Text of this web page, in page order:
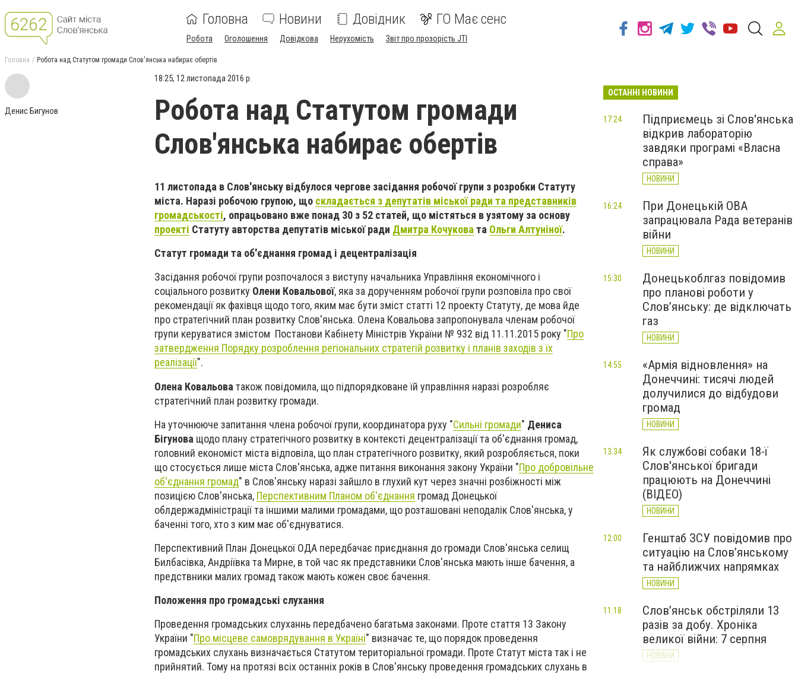
Головна Новини Довідник ГО Має сенс
Робота Оголошення Довідкова Нерухомість Звіт про прозорість JTI
Головна Робота над Статутом громади Слов'янська набирає обертів
Денис Бигунов
18:25, 12 листопада 2016 р.
Робота над Статутом громади
Слов'янська набирає обертів
11 листопада в Слов'янську відбулося чергове засідання робочої групи з розробки Статуту
міста. Наразі робочою групою, що складається з депутатів міської ради та представників
громадськості, опрацьовано вже понад 30 з 52 статей, що містяться в узятому за основу
проекті Статуту авторства депутатів міської ради Дмитра Кочукова та Ольги Алтуніної.
Статут громади та об'єднання громад і децентралізація
Засідання робочої групи розпочалося з виступу начальника Управління економічного і
соціального розвитку Олени Ковальової, яка за дорученням робочої групи розповіла про свої
рекомендації як фахівця щодо того, яким має бути зміст статті 12 проекту Статуту, де мова йде
про стратегічний план розвитку Слов'янська. Олена Ковальова запропонувала членам робочої
групи керуватися змістом Постанови Кабінету Міністрів України № 932 від 11.11.2015 року "Про
затвердження Порядку розроблення регіональних стратегій розвитку і планів заходів з їх
реалізації".
Олена Ковальова також повідомила, що підпорядковане їй управління наразі розробляє
стратегічний план розвитку громади.
На уточнююче запитання члена робочої групи, координатора руху "Сильні громади" Дениса
Бігунова щодо плану стратегічного розвитку в контексті децентралізації та об'єднання громад,
головний економіст міста відповіла, що план стратегічного розвитку, який розробляється, поки
що стосується лише міста Слов'янська, адже питання виконання закону України "Про добровільне
об'єднання громад" в Слов'янську наразі зайшло в глухий кут через значні розбіжності між
позицією Слов'янська, Перспективним Планом об'єднання громад Донецької
облдержадміністрації та іншими малими громадами, що розташовані неподалік Слов'янська, у
баченні того, хто з ким має об'єднуватися.
Перспективний План Донецької ОДА передбачає приєднання до громади Слов'янська селищ
Билбасівка, Андріївка та Мирне, в той час як представники Слов'янська мають інше бачення, а
предствники малих громад також мають кожен своє бачення.
Положення про громадські слухання
Проведення громадських слуханнь передбачено багатьма законами. Проте стаття 13 Закону
України "Про місцеве самоврядування в Україні" визначає те, що порядок проведення
громадських слухань визначається Статутом територіальної громади. Проте Статут міста так і не
прийнятий. Тому на протязі всіх останніх років в Слов'янську проведення громадських слухань в
ОСТАННІ НОВИНИ
Підприємець зі Слов'янська
відкрив лабораторію
завдяки програмі «Власна
справа»
НОВИНИ
17:24
При Донецькій ОВА
запрацювала Рада ветеранів
війни
НОВИНИ
16:24
Донецькоблгаз повідомив
про планові роботи у
Слов’янську: де відключать
газ
НОВИНИ
15:30
«Армія відновлення» на
Донеччині: тисячі людей
долучилися до відбудови
громад
НОВИНИ
14:55
Як службові собаки 18-ї
Слов'янської бригади
працюють на Донеччині
(ВІДЕО)
НОВИНИ
13:34
Генштаб ЗСУ повідомив про
ситуацію на Слов’янському
та найближчих напрямках
НОВИНИ
12:00
Слов’янськ обстріляли 13
разів за добу. Хроніка
великої війни: 7 серпня
НОВИНИ
11:18